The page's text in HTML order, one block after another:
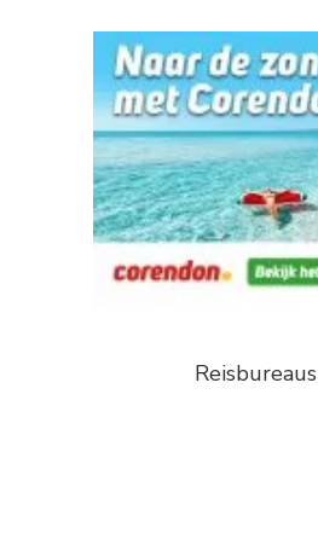
Reisbureaus